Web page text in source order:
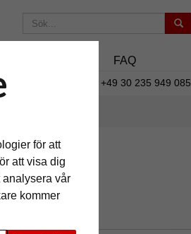
för att
att visa dig
analysera vår
kommer
FAQ
beställer. +49 30 235 949 085